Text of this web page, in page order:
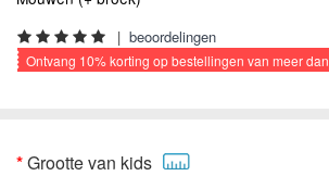
| beoordelingen
Ontvang 10%korting op bestellingen van meer dan
Grootte van kids